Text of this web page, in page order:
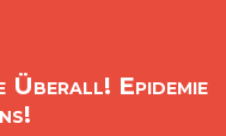
Epidemie